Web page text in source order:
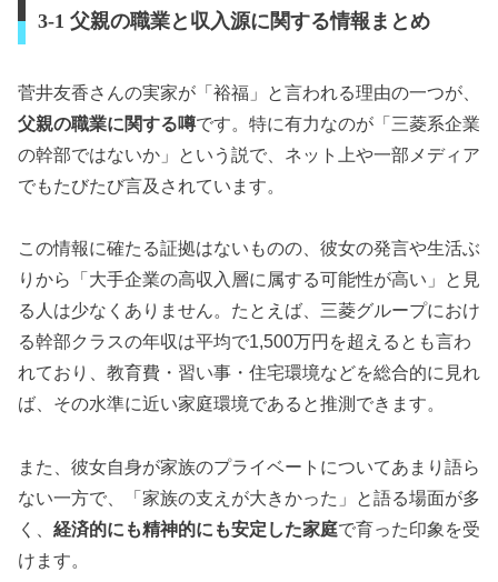
3-1 父親の職業と収入源に関する情報まとめ
菅井友香さんの実家が「裕福」と言われる理由の一つが、
父親の職業に関する噂です。特に有力なのが「三菱系企業
の幹部ではないか」という説で、ネット上や一部メディア
でもたびたび言及されています。
この情報に確たる証拠はないものの、彼女の発言や生活ぶ
りから「大手企業の高収入層に属する可能性が高い」と見
る人は少なくありません。たとえば、三菱グループにおけ
る幹部クラスの年収は平均で1,500万円を超えるとも言わ
れており、教育費・習い事・住宅環境などを総合的に見れ
ば、その水準に近い家庭環境であると推測できます。
また、彼女自身が家族のプライベートについてあまり語ら
ない一方で、「家族の支えが大きかった」と語る場面が多
く、 経済的にも精神的にも安定した家庭で育った印象を受
けます。